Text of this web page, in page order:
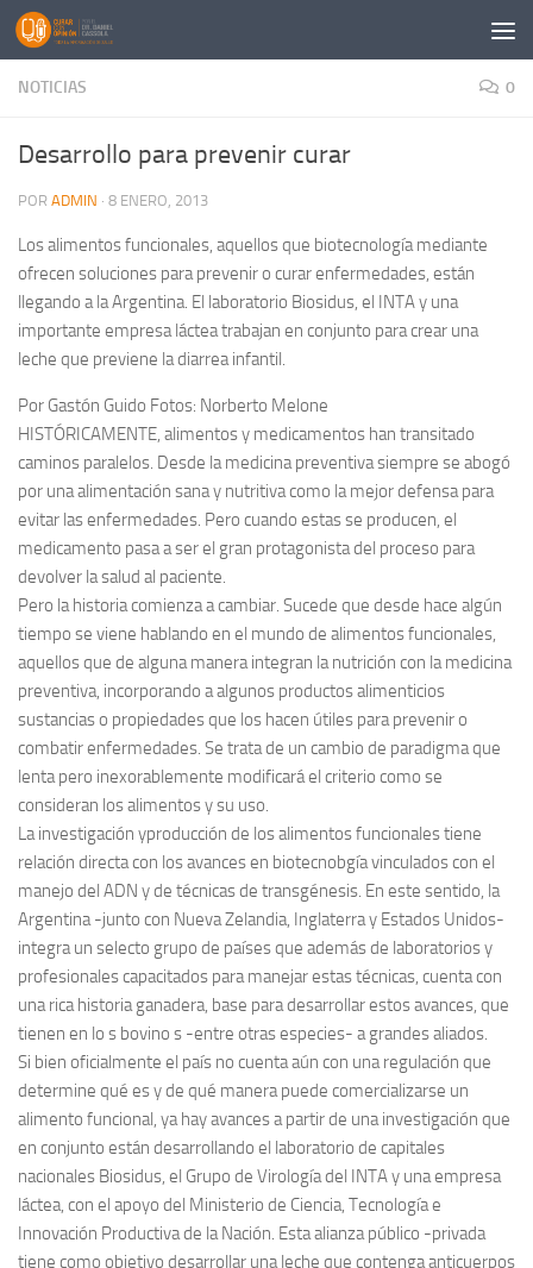
Saltar al contenido
NOTICIAS 0
Desarrollo para prevenir curar
POR ADMIN · 8 ENERO, 2013
Los alimentos funcionales, aquellos que biotecnología mediante
ofrecen soluciones para prevenir o curar enfermedades, están
llegando a la Argentina. El laboratorio Biosidus, el INTA y una
importante empresa láctea trabajan en conjunto para crear una
leche que previene la diarrea infantil.
Por Gastón Guido Fotos: Norberto Melone
HISTÓRICAMENTE, alimentos y medicamentos han transitado
caminos paralelos. Desde la medicina preventiva siempre se abogó
por una alimentación sana y nutritiva como la mejor defensa para
evitar las enfermedades. Pero cuando estas se producen, el
medicamento pasa a ser el gran protagonista del proceso para
devolver la salud al paciente.
Pero la historia comienza a cambiar. Sucede que desde hace algún
tiempo se viene hablando en el mundo de alimentos funcionales,
aquellos que de alguna manera integran la nutrición con la medicina
preventiva, incorporando a algunos productos alimenticios
sustancias o propiedades que los hacen útiles para prevenir o
combatir enfermedades. Se trata de un cambio de paradigma que
lenta pero inexorablemente modificará el criterio como se
consideran los alimentos y su uso.
La investigación yproducción de los alimentos funcionales tiene
relación directa con los avances en biotecnobgía vinculados con el
manejo del ADN y de técnicas de transgénesis. En este sentido, la
Argentina -junto con Nueva Zelandia, Inglaterra y Estados Unidos-
integra un selecto grupo de países que además de laboratorios y
profesionales capacitados para manejar estas técnicas, cuenta con
una rica historia ganadera, base para desarrollar estos avances, que
tienen en lo s bovino s -entre otras especies- a grandes aliados.
Si bien oficialmente el país no cuenta aún con una regulación que
determine qué es y de qué manera puede comercializarse un
alimento funcional, ya hay avances a partir de una investigación que
en conjunto están desarrollando el laboratorio de capitales
nacionales Biosidus, el Grupo de Virología del INTA y una empresa
láctea, con el apoyo del Ministerio de Ciencia, Tecnología e
Innovación Productiva de la Nación. Esta alianza público -privada
tiene como objetivo desarrollar una leche que contenga anticuerpos